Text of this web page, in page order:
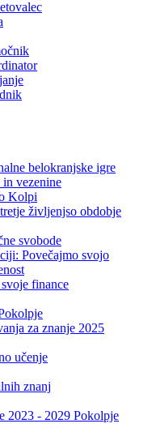
belokranjske igre
vezenine
Kolpi
življenjso obdobje
svobode
Povečajmo svojo
finance
za znanje 2025
učenje
znanj
2023 - 2029 Pokolpje